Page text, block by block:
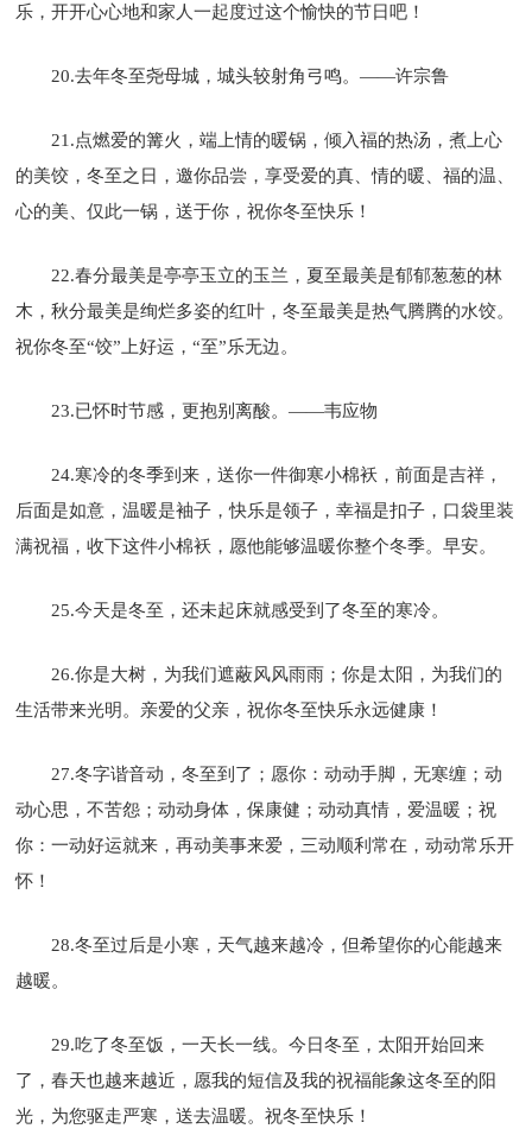
乐，开开心心地和家人一起度过这个愉快的节日吧！
20.去年冬至尧母城，城头较射角弓鸣。——许宗鲁
21.点燃爱的篝火，端上情的暖锅，倾入福的热汤，煮上心
的美饺，冬至之日，邀你品尝，享受爱的真、情的暖、福的温、
心的美、仅此一锅，送于你，祝你冬至快乐！
22.春分最美是亭亭玉立的玉兰，夏至最美是郁郁葱葱的林
木，秋分最美是绚烂多姿的红叶，冬至最美是热气腾腾的水饺。
祝你冬至“饺”上好运，“至”乐无边。
23.已怀时节感，更抱别离酸。——韦应物
24.寒冷的冬季到来，送你一件御寒小棉袄，前面是吉祥，
后面是如意，温暖是袖子，快乐是领子，幸福是扣子，口袋里装
满祝福，收下这件小棉袄，愿他能够温暖你整个冬季。早安。
25.今天是冬至，还未起床就感受到了冬至的寒冷。
26.你是大树，为我们遮蔽风风雨雨；你是太阳，为我们的
生活带来光明。亲爱的父亲，祝你冬至快乐永远健康！
27.冬字谐音动，冬至到了；愿你：动动手脚，无寒缠；动
动心思，不苦怨；动动身体，保康健；动动真情，爱温暖；祝
你：一动好运就来，再动美事来爱，三动顺利常在，动动常乐开
怀！
28.冬至过后是小寒，天气越来越冷，但希望你的心能越来
越暖。
29.吃了冬至饭，一天长一线。今日冬至，太阳开始回来
了，春天也越来越近，愿我的短信及我的祝福能象这冬至的阳
光，为您驱走严寒，送去温暖。祝冬至快乐！